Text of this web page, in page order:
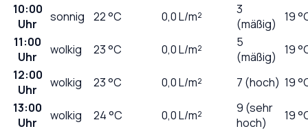
10:00
Uhr
sonnig 22°C 0,0L/m²
3
(mäßig)
19
11:00
Uhr
wolkig 23°C 0,0L/m²
5
(mäßig)
19
12:00
Uhr
wolkig 23°C 0,0L/m² 7 (hoch) 19
13:00
Uhr
wolkig 24°C 0,0L/m²
9 (sehr
hoch)
19